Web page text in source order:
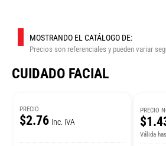
MOSTRANDO EL CATÁLOGO DE:
Precios son referenciales y pueden variar
CUIDADO FACIAL
PRECIO
$2.76 Inc. IVA
PRECIO
Válida